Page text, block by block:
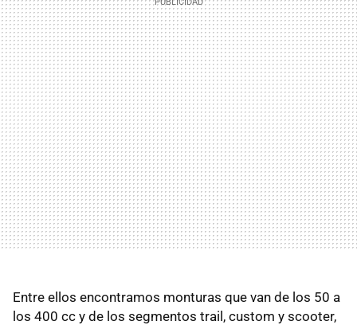
Entre ellos encontramos monturas que van de los 50 a
los 400 cc y de los segmentos trail, custom y scooter,